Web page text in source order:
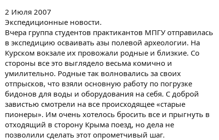
2 Июля 2007
Экспедиционные новости.
Вчера группа студентов практикантов МПГУ отправилась
в экспедицию осваивать азы полевой археологии. На
Курском вокзале их провожали родные и близкие. Со
стороны все это выглядело весьма комично и
умилительно. Родные так волновались за своих
отпрысков, что взяли основную работу по погрузке
бидонов для воды и оборудования на себя. С доброй
завистью смотрели на все происходящее «старые
пионеры». Им очень хотелось бросить все и прыгнуть в
отходящий в сторону Крыма поезд, но дела не
позволили сделать этот опрометчивый шаг.